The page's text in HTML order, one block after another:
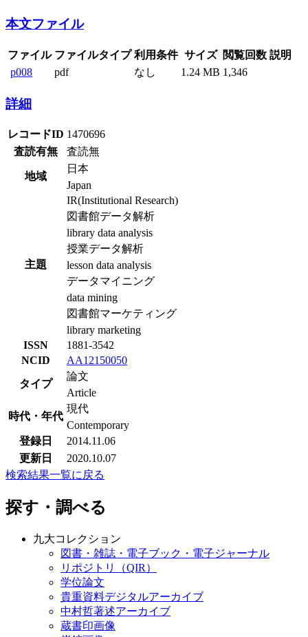
本文ファイル
ファイル ファイルタイプ 利用条件 サイズ 閲覧回数 説明
p008
pdf なし 1.24 MB 1,346
詳細
レコードID 1470696
査読有無
査読無
地域
日本
Japan
主題
IR(Institutional Research)
図書館データ解析
library data analysis
授業データ解析
lesson data analysis
データマイニング
data mining
図書館マーケティング
library marketing
ISSN
1881-3542
NCID
AA12150050
タイプ
論文
Article
時代・年代
現代
Contemporary
登録日
2014.11.06
更新日
2020.10.07
検索結果一覧に戻る
探す・調べる
九大コレクション
図書・雑誌・電子ブック・電子ジャーナル
リポジトリ（QIR）
学位論文
貴重資料デジタルアーカイブ
中村哲著述アーカイブ
蔵書印画像